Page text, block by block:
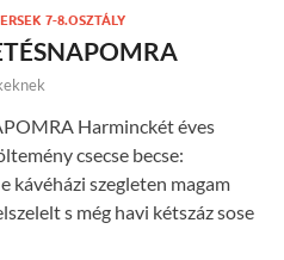
7-8.OSZTÁLY
Harminckét éves
csecse becse:
kávéházi szegleten magam
s még havi kétszáz sose